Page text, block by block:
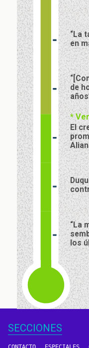
“La
en
de
*
El
“La
los
SECCIONES